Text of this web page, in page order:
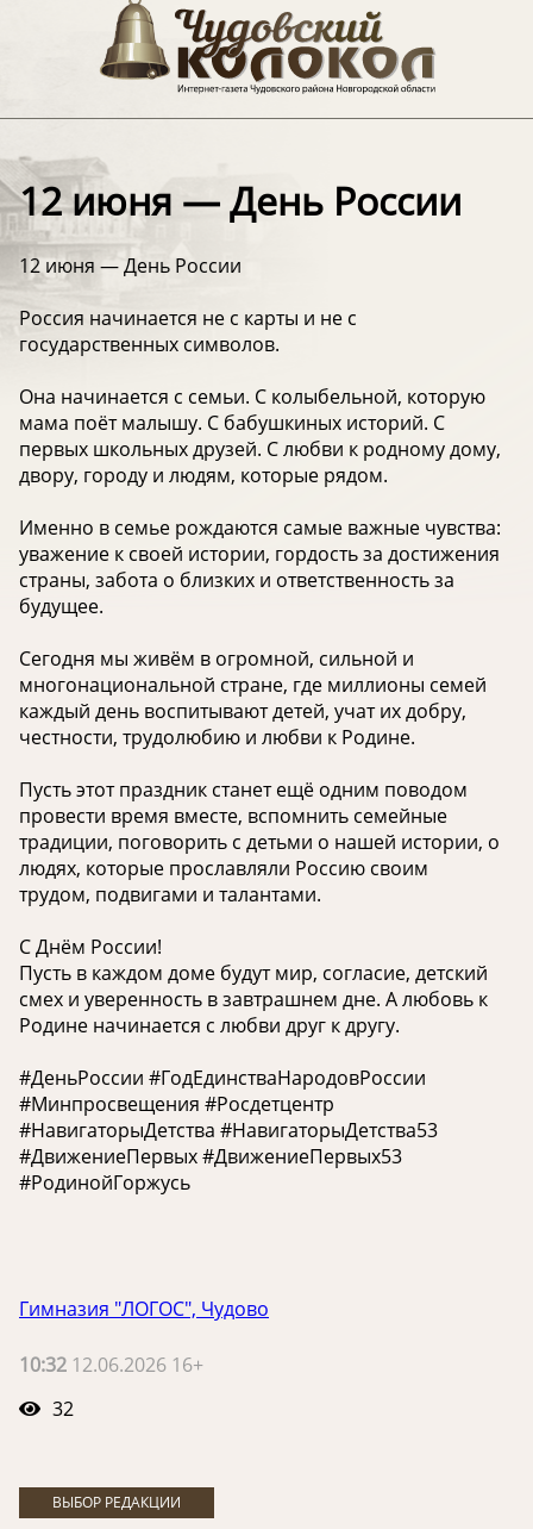
12 июня — День России
12 июня — День России
Россия начинается не с карты и не с
государственных символов.
Она начинается с семьи. С колыбельной, которую
мама поёт малышу. С бабушкиных историй. С
первых школьных друзей. С любви к родному дому,
двору, городу и людям, которые рядом.
Именно в семье рождаются самые важные чувства:
уважение к своей истории, гордость за достижения
страны, забота о близких и ответственность за
будущее.
Сегодня мы живём в огромной, сильной и
многонациональной стране, где миллионы семей
каждый день воспитывают детей, учат их добру,
честности, трудолюбию и любви к Родине.
Пусть этот праздник станет ещё одним поводом
провести время вместе, вспомнить семейные
традиции, поговорить с детьми о нашей истории, о
людях, которые прославляли Россию своим
трудом, подвигами и талантами.
С Днём России!
Пусть в каждом доме будут мир, согласие, детский
смех и уверенность в завтрашнем дне. А любовь к
Родине начинается с любви друг к другу. ️
#ДеньРоссии #ГодЕдинстваНародовРоссии
#Минпросвещения #Росдетцентр
#НавигаторыДетства #НавигаторыДетства53
#ДвижениеПервых #ДвижениеПервых53
#РодинойГоржусь
Гимназия "ЛОГОС", Чудово
10:32 12.06.2026 16+
32
ВЫБОР РЕДАКЦИИ